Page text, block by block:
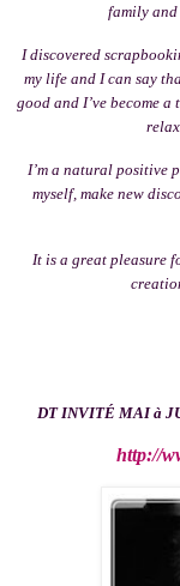
family and
I discovered
my life and I can say
good and I’ve become
I’m a natural positive
myself, make new
It is a great pleasure
DT INVITÉ MAI à
http://